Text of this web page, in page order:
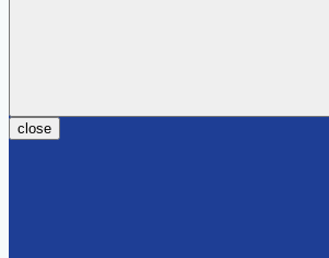
close